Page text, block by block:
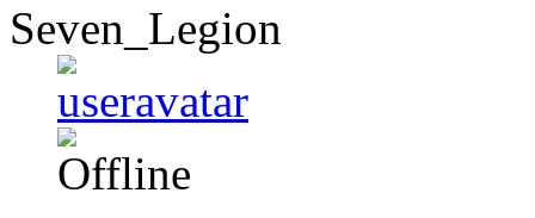
Seven_Legion